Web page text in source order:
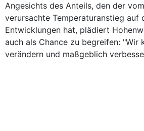
Angesichts des Anteils, den der
verursachte Temperaturanstieg
Entwicklungen hat, plädiert
auch als Chance zu begreifen: "Wir
verändern und maßgeblich